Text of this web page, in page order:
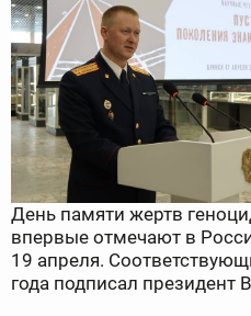
День памяти жертв
впервые отмечают в
19 апреля.
года подписал президент